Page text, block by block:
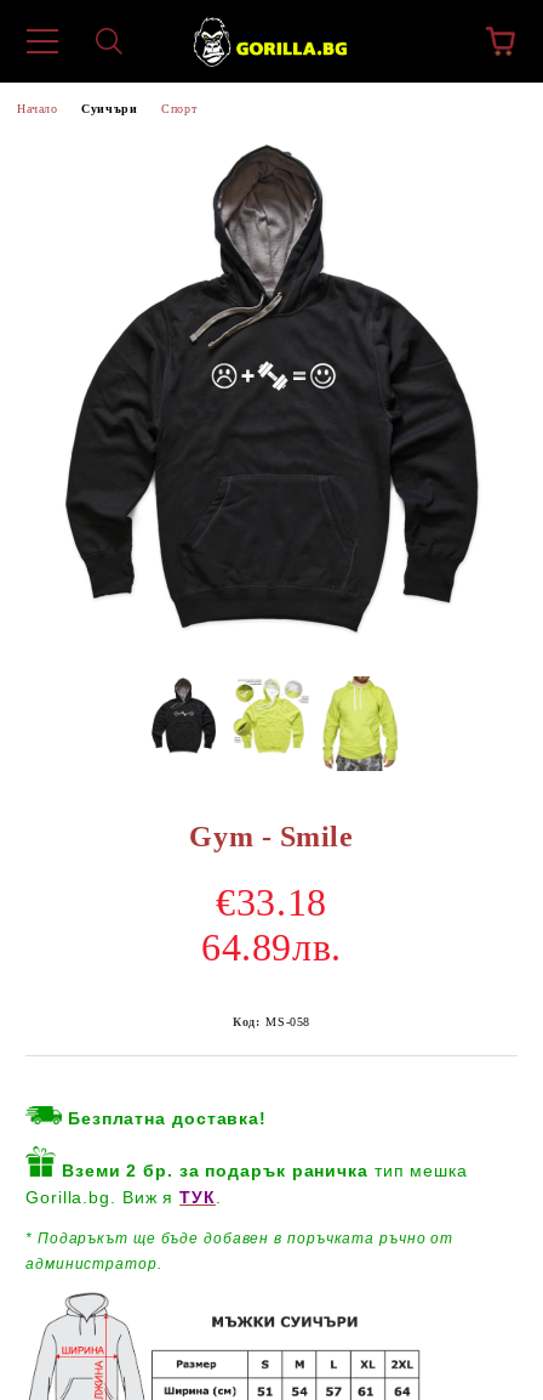
Начало Суичъри Спорт
Gym - Smile
€33.18
64.89лв.
Код: MS-058
Безплатна доставка!
Вземи 2 бр. за подарък раничка тип мешка
Gorilla.bg. Виж яТУК
* Подаръкът ще бъде добавен в поръчката ръчно от
администратор.